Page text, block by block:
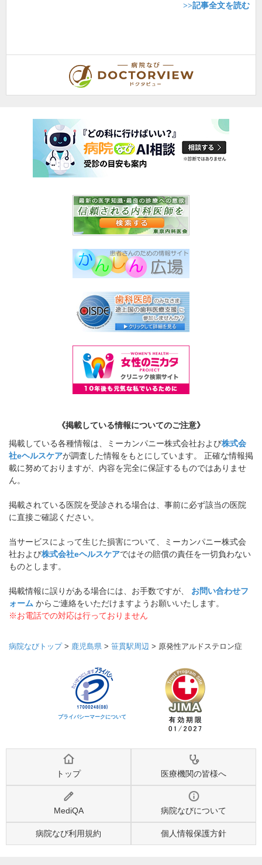
>>記事全文を読む
《掲載している情報についてのご注意》
掲載している各種情報は、ミーカンパニー株式会社および株式会
社eヘルスケアが調査した情報をもとにしています。 正確な情報掲
載に努めておりますが、内容を完全に保証するものではありませ
ん。
掲載されている医院を受診される場合は、事前に必ず該当の医院
に直接ご確認ください。
当サービスによって生じた損害について、ミーカンパニー株式会
社および株式会社eヘルスケアではその賠償の責任を一切負わない
ものとします。
掲載情報に誤りがある場合には、お手数ですが、 お問い合わせフ
ォーム からご連絡をいただけますようお願いいたします。
※お電話での対応は行っておりません
病院なびトップ> 鹿児島県 > 笹貫駅周辺 > 原発性アルドステロン症
プライバシーマークについて
トップ 医療機関の皆様へ
MediQA 病院なびについて
病院なび利用規約 個人情報保護方針